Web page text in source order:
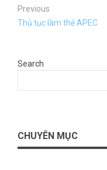
Previous
Thủ tục làm thẻ APEC
Search
CHUYÊN MỤC